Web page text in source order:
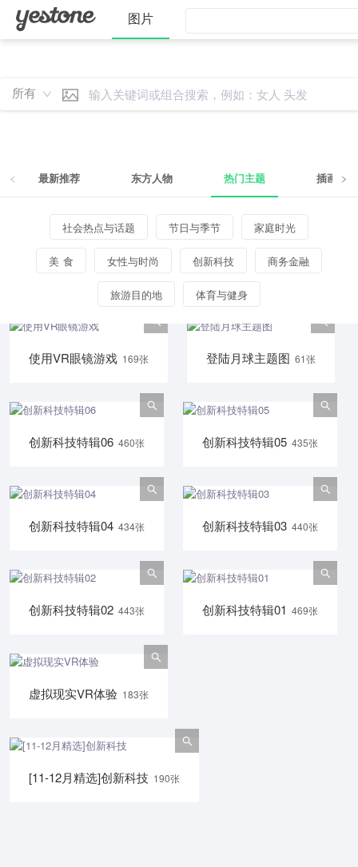
图片
所有
最新推荐 东方人物 热门主题 插画
社会热点与话题 节日与季节 家庭时光
美食 女性与时尚 创新科技 商务金融
旅游目的地 体育与健身
热门主题 / 创新科技
赛博朋克风VR虚拟现实体验 78张
使用VR眼镜游戏 169张 登陆月球主题图 61张
创新科技特辑06 460张 创新科技特辑05 435张
创新科技特辑04 434张 创新科技特辑03 440张
创新科技特辑02 443张 创新科技特辑01 469张
虚拟现实VR体验 183张
[11-12月精选]创新科技 190张